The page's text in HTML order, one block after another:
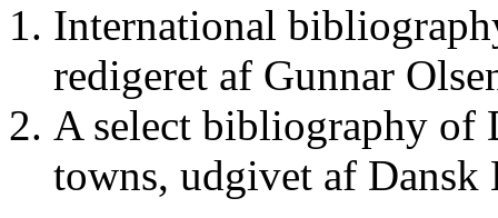
International
redigeret af Gunnar
A select bibliography of
towns, udgivet af